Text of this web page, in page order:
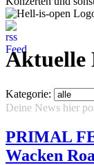
Aktuelle
Kategorie:
Deine News hier
PRIMAL
Wacken